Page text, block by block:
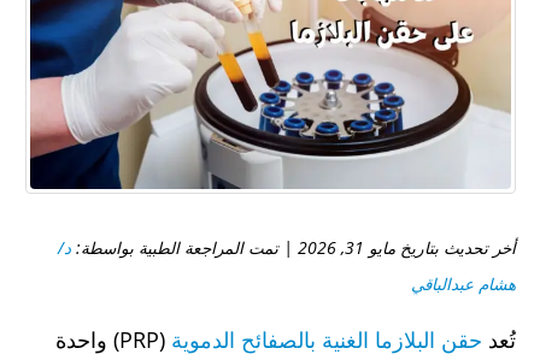
أخر تحديث بتاريخ مايو 31, 2026 | تمت المراجعة الطبية بواسطة:
د/
هشام عبدالباقي
تُعد حقن البلازما الغنية بالصفائح الدموية
(PRP) واحدة